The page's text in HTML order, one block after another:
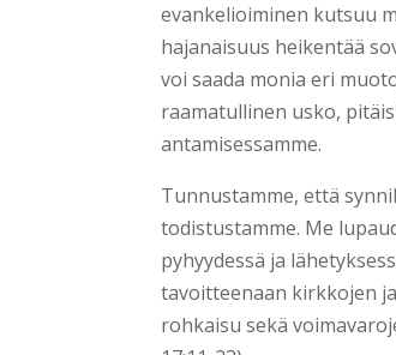
evankelioiminen kutsuu
hajanaisuus heikentää
voi saada monia eri
raamatullinen usko,
antamisessamme.
Tunnustamme, että
todistustamme. Me
pyhyydessä ja
tavoitteenaan kirkkojen
rohkaisu sekä